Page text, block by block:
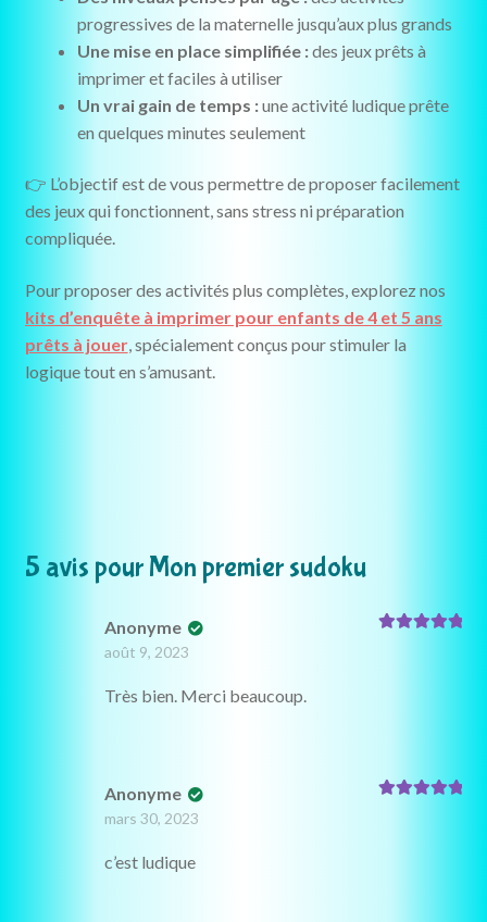
progressives de la maternelle jusqu’aux plus grands
Une mise en place simplifiée :des jeux prêts à
imprimer et faciles à utiliser
Un vrai gain de temps :une activité ludique prête
en quelques minutes seulement
👉 L’objectif est de vous permettre de proposer facilement
des jeux qui fonctionnent, sans stress ni préparation
compliquée.
Pour proposer des activités plus complètes, explorez nos
kits d’enquête à imprimer pour enfants de 4 et 5 ans
prêts à jouer, spécialement conçus pour stimuler la
logique tout en s’amusant.
5 avis pour Mon premier sudoku
Anonyme
août 9, 2023
Très bien. Merci beaucoup.
Anonyme
mars 30, 2023
c’est ludique